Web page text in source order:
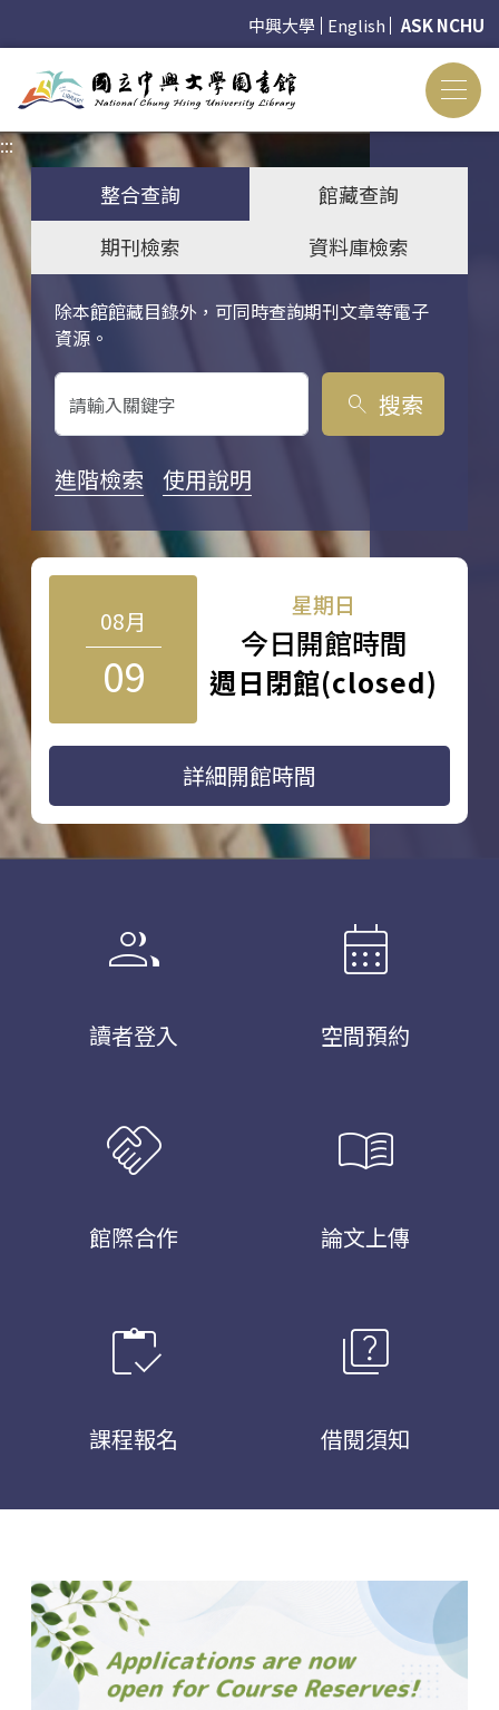
中興大學 English ASK NCHU
:::
整合查詢
館藏查詢
期刊檢索
資料庫檢索
除本館館藏目錄外，可同時查詢期刊文章等電子
資源。
關鍵字搜尋
search 搜索
進階檢索 使用說明
08月
09
星期日
今日開館時間
週日閉館(closed)
詳細開館時間
group
讀者登入
calendar_month
空間預約
handshake
館際合作
menu_book
論文上傳
inventory
課程報名
quiz
借閱須知